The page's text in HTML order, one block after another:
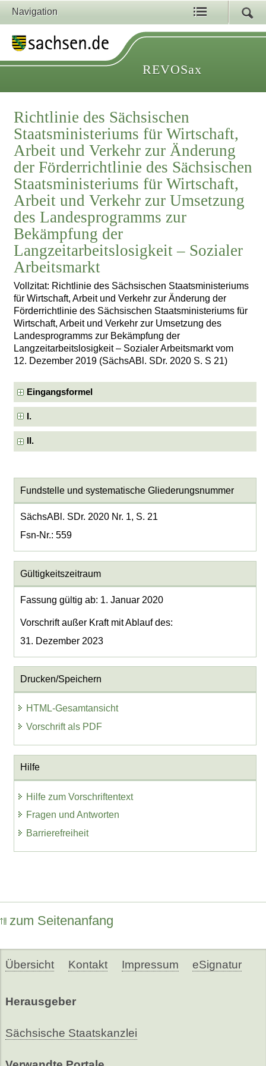
Navigation
REVOSax
Richtlinie des Sächsischen
Staatsministeriums für Wirtschaft,
Arbeit und Verkehr zur Änderung
der Förderrichtlinie des Sächsischen
Staatsministeriums für Wirtschaft,
Arbeit und Verkehr zur Umsetzung
des Landesprogramms zur
Bekämpfung der
Langzeitarbeitslosigkeit – Sozialer
Arbeitsmarkt
Vollzitat: Richtlinie des Sächsischen Staatsministeriums
für Wirtschaft, Arbeit und Verkehr zur Änderung der
Förderrichtlinie des Sächsischen Staatsministeriums für
Wirtschaft, Arbeit und Verkehr zur Umsetzung des
Landesprogramms zur Bekämpfung der
Langzeitarbeitslosigkeit – Sozialer Arbeitsmarkt vom
12. Dezember 2019 (SächsABl. SDr. 2020 S. S 21)
Eingangsformel
I.
II.
Fundstelle und systematische Gliederungsnummer
SächsABl. SDr. 2020 Nr. 1, S. 21
Fsn-Nr.: 559
Gültigkeitszeitraum
Fassung gültig ab: 1. Januar 2020
Vorschrift außer Kraft mit Ablauf des:
31. Dezember 2023
Drucken/Speichern
HTML-Gesamtansicht
Vorschrift als PDF
Hilfe
Hilfe zum Vorschriftentext
Fragen und Antworten
Barrierefreiheit
zum Seitenanfang
Übersicht Kontakt Impressum eSignatur
Herausgeber
Sächsische Staatskanzlei